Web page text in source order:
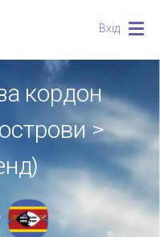
Вхід
кордон
>